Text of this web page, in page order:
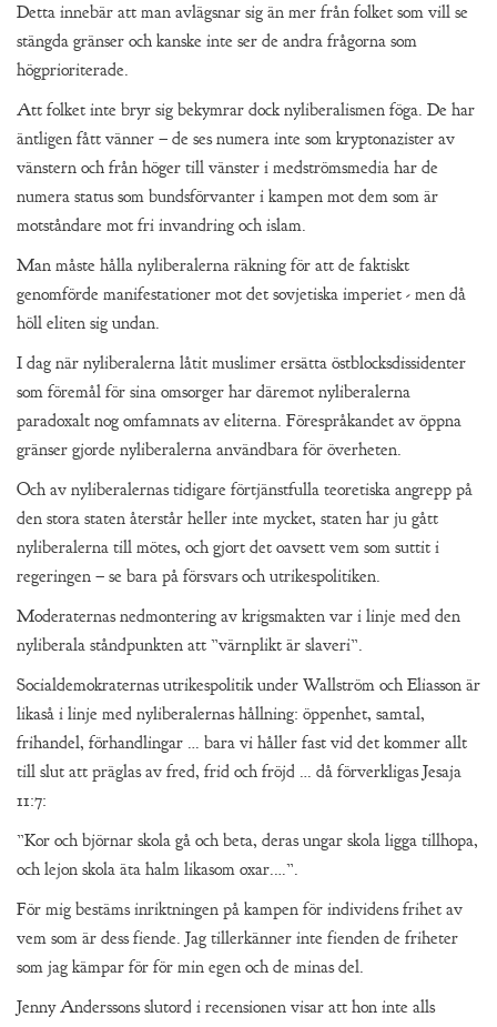
Detta innebär att man avlägsnar sig än mer från folket som vill se
stängda gränser och kanske inte ser de andra frågorna som
högprioriterade.
Att folket inte bryr sig bekymrar dock nyliberalismen föga. De har
äntligen fått vänner – de ses numera inte som kryptonazister av
vänstern och från höger till vänster i medströmsmedia har de
numera status som bundsförvanter i kampen mot dem som är
motståndare mot fri invandring och islam.
Man måste hålla nyliberalerna räkning för att de faktiskt
genomförde manifestationer mot det sovjetiska imperiet - men då
höll eliten sig undan.
I dag när nyliberalerna låtit muslimer ersätta östblocksdissidenter
som föremål för sina omsorger har däremot nyliberalerna
paradoxalt nog omfamnats av eliterna. Förespråkandet av öppna
gränser gjorde nyliberalerna användbara för överheten.
Och av nyliberalernas tidigare förtjänstfulla teoretiska angrepp på
den stora staten återstår heller inte mycket, staten har ju gått
nyliberalerna till mötes, och gjort det oavsett vem som suttit i
regeringen – se bara på försvars och utrikespolitiken.
Moderaternas nedmontering av krigsmakten var i linje med den
nyliberala ståndpunkten att ”värnplikt är slaveri”.
Socialdemokraternas utrikespolitik under Wallström och Eliasson är
likaså i linje med nyliberalernas hållning: öppenhet, samtal,
frihandel, förhandlingar … bara vi håller fast vid det kommer allt
till slut att präglas av fred, frid och fröjd … då förverkligas Jesaja
11:7:
”Kor och björnar skola gå och beta, deras ungar skola ligga tillhopa,
och lejon skola äta halm likasom oxar.…”.
För mig bestäms inriktningen på kampen för individens frihet av
vem som är dess fiende. Jag tillerkänner inte fienden de friheter
som jag kämpar för för min egen och de minas del.
Jenny Anderssons slutord i recensionen visar att hon inte alls